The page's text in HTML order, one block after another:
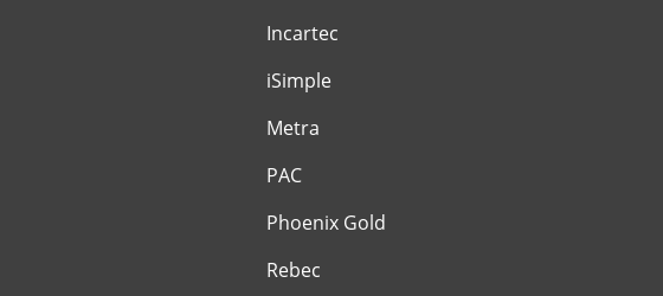
Incartec
iSimple
Metra
PAC
Phoenix Gold
Rebec